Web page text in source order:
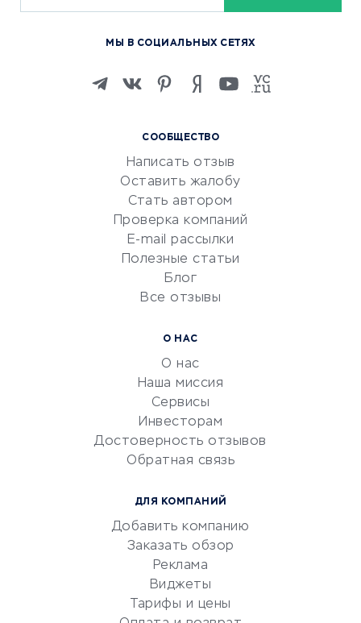
Изучение иностранных
Маркетинг и продажи
Репетиторство
Красота и здоровье
Сервисы по поиску работы
Сетевой маркетинг
УСЛУГИ ДЛЯ БИЗНЕСА
документооборот
Юридические компании
Бухгалтерия онлайн
СООБЩЕСТВО
Написать отзыв
Оставить жалобу
Стать автором
Проверка компаний
E-mail рассылки
Полезные статьи
Блог
Все отзывы
О НАС
О нас
Наша миссия
Сервисы
Инвесторам
Достоверность отзывов
Обратная связь
ДЛЯ КОМПАНИЙ
Добавить компанию
Заказать обзор
Реклама
Виджеты
Тарифы и цены
МЫ В СОЦИАЛЬНЫХ СЕТЯХ